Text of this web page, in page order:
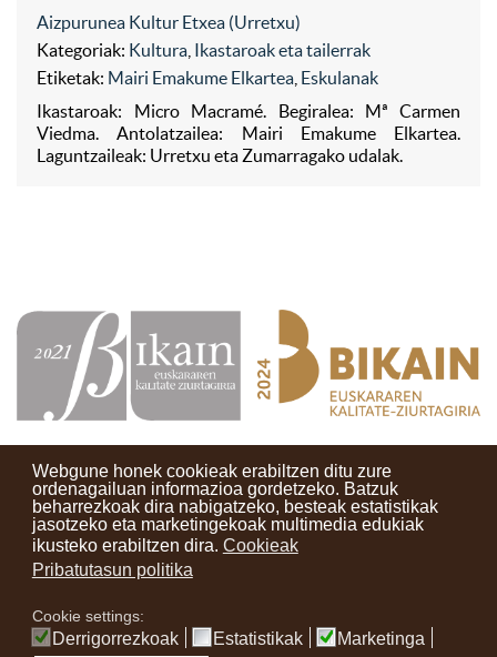
Webgune honek cookieak erabiltzen ditu zure
ordenagailuan informazioa gordetzeko. Batzuk
beharrezkoak dira nabigatzeko, besteak estatistikak
jasotzeko eta marketingekoak multimedia edukiak
ikusteko erabiltzen dira. Cookieak
Pribatutasun politika
Cookie settings:
Derrigorrezkoak Estatistikak Marketinga
Aizpurunea Kultur Etxea (Urretxu)
Kategoriak: Kultura Ikastaroak eta tailerrak
Etiketak: Mairi Emakume Elkartea Eskulanak
Ikastaroak: Micro Macramé. Begiralea: Mª Carmen
Viedma. Antolatzailea: Mairi Emakume Elkartea.
Laguntzaileak: Urretxu eta Zumarragako udalak.
Kontaktuak Erabilera baldintzak Lege oharra
Berriak
Zure iritzia